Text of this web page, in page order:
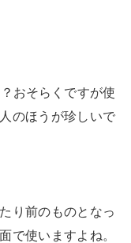
おそらくですが使
のほうが珍しいで
り前のものとなっ
で使いますよね。